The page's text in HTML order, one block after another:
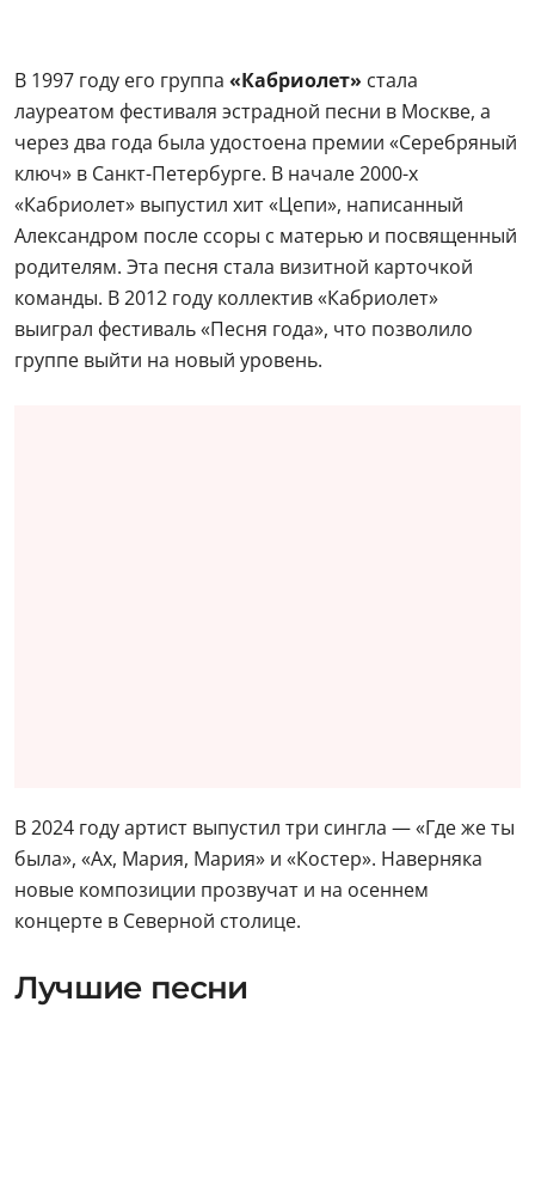
В 1997 году его группа «Кабриолет» стала
лауреатом фестиваля эстрадной песни в Москве, а
через два года была удостоена премии «Серебряный
ключ» в Санкт-Петербурге. В начале 2000-х
«Кабриолет» выпустил хит «Цепи», написанный
Александром после ссоры с матерью и посвященный
родителям. Эта песня стала визитной карточкой
команды. В 2012 году коллектив «Кабриолет»
выиграл фестиваль «Песня года», что позволило
группе выйти на новый уровень.
В 2024 году артист выпустил три сингла — «Где же ты
была», «Ах, Мария, Мария» и «Костер». Наверняка
новые композиции прозвучат и на осеннем
концерте в Северной столице.
Лучшие песни